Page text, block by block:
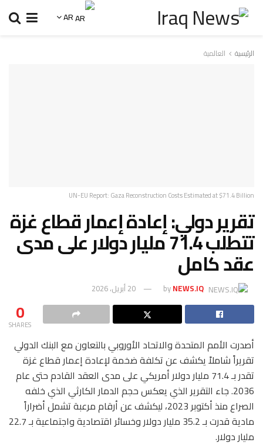
AR
الرئيسية العالمية
UN-EU Report: Gaza Reconstruction Costs Estimated at $71.4 Billion
تقرير دولي: إعادة إعمار قطاع غزة
تتطلب 71.4 مليار دولار على مدى
عقد كامل
byNEWS.IQ 20 أبريل، 2026
0
SHARES
أصدرت الأمم المتحدة والاتحاد الأوروبي بالتعاون مع البنك الدولي
تقريراً شاملاً يكشف عن تكلفة ضخمة لإعادة إعمار قطاع غزة
تقدر بـ 71.4 مليار دولار أمريكي على مدى العقد القادم حتى عام
2036. جاء التقرير الذي يعكس حجم الدمار الكارثي الذي خلفه
الصراع منذ أكتوبر 2023، ليكشف عن أرقام مرعبة تشمل أضراراً
مادية قدرت بـ 35.2 مليار دولار وخسائر اقتصادية واجتماعية بـ 22.7
مليار دولار.